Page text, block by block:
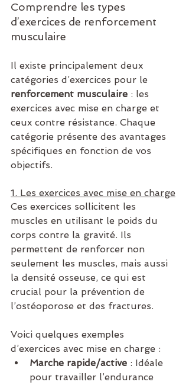
Comprendre les types
d’exercices de renforcement
musculaire
Il existe principalement deux
catégories d’exercices pour le
renforcement musculaire : les
exercices avec mise en charge et
ceux contre résistance. Chaque
catégorie présente des avantages
spécifiques en fonction de vos
objectifs.
1. Les exercices avec mise en charge
Ces exercices sollicitent les
muscles en utilisant le poids du
corps contre la gravité. Ils
permettent de renforcer non
seulement les muscles, mais aussi
la densité osseuse, ce qui est
crucial pour la prévention de
l’ostéoporose et des fractures.
Voici quelques exemples
d’exercices avec mise en charge :
Marche rapide/active : Idéale
pour travailler l’endurance